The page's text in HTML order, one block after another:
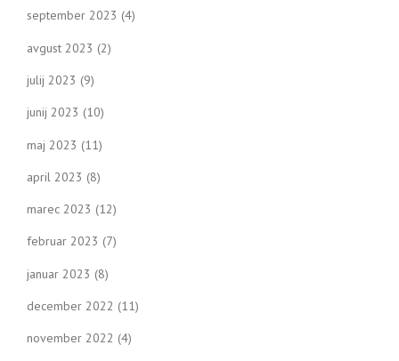
september 2023 (4)
avgust 2023 (2)
julij 2023 (9)
junij 2023 (10)
maj 2023 (11)
april 2023 (8)
marec 2023 (12)
februar 2023 (7)
januar 2023 (8)
december 2022 (11)
november 2022 (4)